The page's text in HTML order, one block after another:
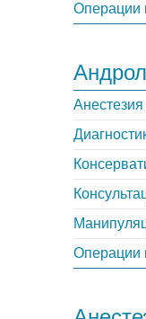
Операции
Операции